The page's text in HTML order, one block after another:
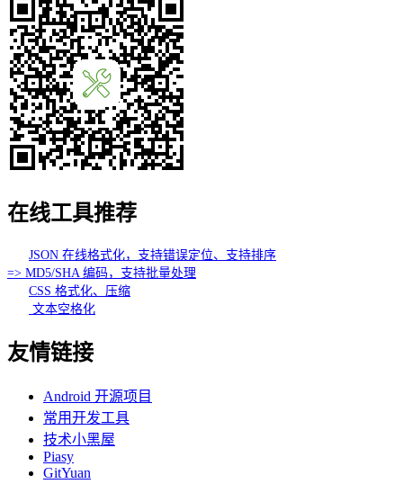
在线工具推荐
JSON 在线格式化，支持错误定位、支持排序
=> MD5/SHA 编码，支持批量处理
CSS 格式化、压缩
文本空格化
友情链接
Android 开源项目
常用开发工具
技术小黑屋
Piasy
GitYuan